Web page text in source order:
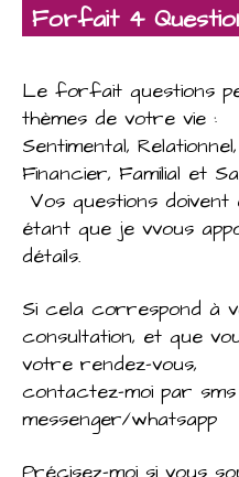
Forfait 4
Le forfait questions
thèmes de votre vie :
Sentimental,
Financier, Familial et
Vos questions
étant que je vvous
détails.
Si cela correspond à
consultation, et que
votre rendez-vous,
contactez-moi par
messenger/whatsapp